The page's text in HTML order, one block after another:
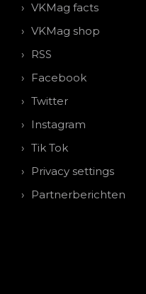
VKMag facts
VKMag shop
RSS
Facebook
Twitter
Instagram
Tik Tok
Privacy settings
Partnerberichten